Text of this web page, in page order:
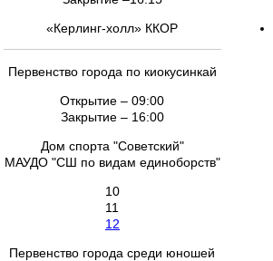
«Керлинг-холл» ККОР
Первенство города по киокусинкай
Открытие – 09:00
Закрытие – 16:00
Дом спорта "Советский"
МАУДО "СШ по видам единоборств"
10
11
12
Первенство города среди юношей